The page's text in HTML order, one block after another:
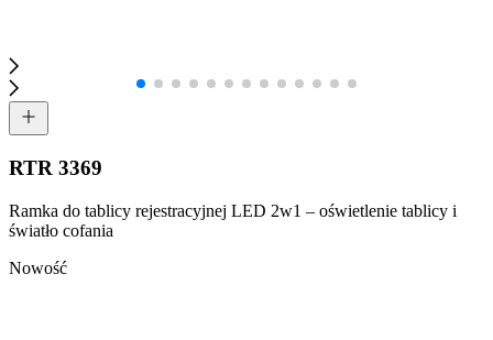
RTR 3369
Ramka do tablicy rejestracyjnej LED 2w1 – oświetlenie tablicy i
światło cofania
Nowość